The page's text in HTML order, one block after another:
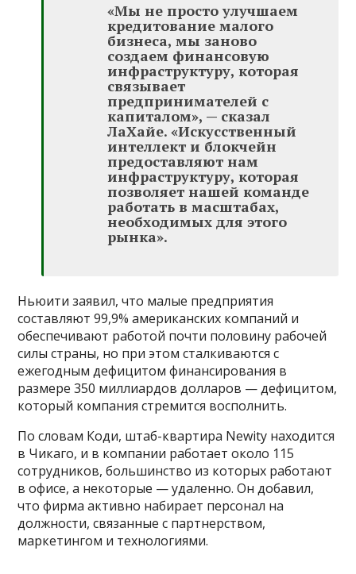
«Мы не просто улучшаем
кредитование малого
бизнеса, мы заново
создаем финансовую
инфраструктуру, которая
связывает
предпринимателей с
капиталом», — сказал
ЛаХайе. «Искусственный
интеллект и блокчейн
предоставляют нам
инфраструктуру, которая
позволяет нашей команде
работать в масштабах,
необходимых для этого
рынка».
Ньюити заявил, что малые предприятия
составляют 99,9% американских компаний и
обеспечивают работой почти половину рабочей
силы страны, но при этом сталкиваются с
ежегодным дефицитом финансирования в
размере 350 миллиардов долларов — дефицитом,
который компания стремится восполнить.
По словам Коди, штаб-квартира Newity находится
в Чикаго, и в компании работает около 115
сотрудников, большинство из которых работают
в офисе, а некоторые — удаленно. Он добавил,
что фирма активно набирает персонал на
должности, связанные с партнерством,
маркетингом и технологиями.